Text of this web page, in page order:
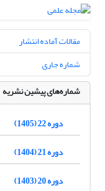
مقالات آماده انتشار
شماره جاری
شماره‌های پیشین نشریه
دوره 22 (1405)
دوره 21 (1404)
دوره 20 (1403)